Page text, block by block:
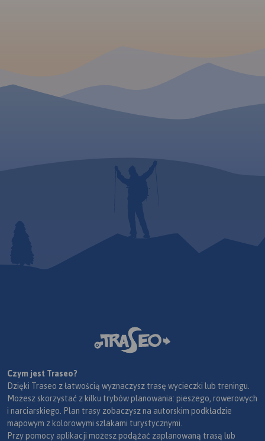
Czym jest Traseo?
Dzięki Traseo z łatwością wyznaczysz trasę wycieczki lub treningu.
Możesz skorzystać z kilku trybów planowania: pieszego, rowerowych
i narciarskiego. Plan trasy zobaczysz na autorskim podkładzie
mapowym z kolorowymi szlakami turystycznymi.
Przy pomocy aplikacji możesz podążać zaplanowaną trasą lub